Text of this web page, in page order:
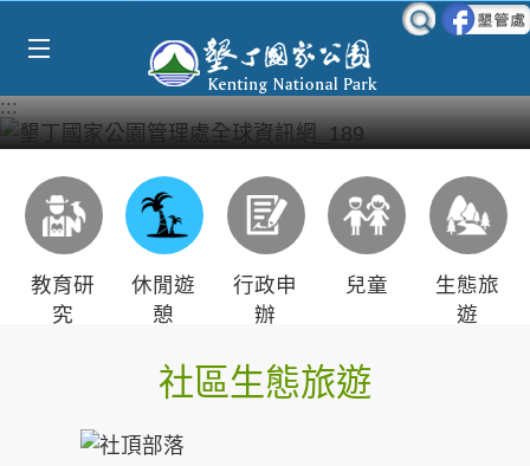
:::
教育研
究
休閒遊
憩
行政申
辦
兒童
生態旅
遊
社區生態旅遊